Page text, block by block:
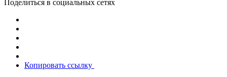
Поделиться в социальных сетях
Копировать ссылку